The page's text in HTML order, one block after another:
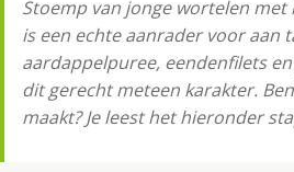
Stoemp van jonge wortelen
is een echte aanrader voor aan
aardappelpuree, eendenfilets
dit gerecht meteen karakter.
maakt? Je leest het hieronder